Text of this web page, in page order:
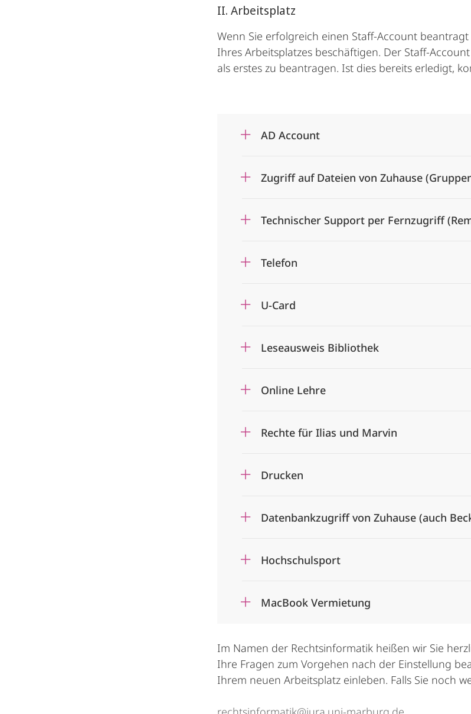
II. Arbeitsplatz
Wenn Sie erfolgreich einen Staff-Account
Ihres Arbeitsplatzes beschäftigen. Der Staff-
als erstes zu beantragen. Ist dies bereits erledigt,
AD Account
Zugriff auf Dateien von Zuhause
Technischer Support per Fernzugriff
Telefon
U-Card
Leseausweis Bibliothek
Online Lehre
Rechte für Ilias und Marvin
Drucken
Datenbankzugriff von Zuhause (auch
Hochschulsport
MacBook Vermietung
Im Namen der Rechtsinformatik heißen wir Sie
Ihre Fragen zum Vorgehen nach der Einstellung
Ihrem neuen Arbeitsplatz einleben. Falls Sie noch